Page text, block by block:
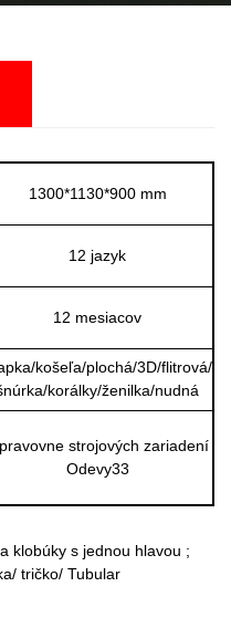
1300*1130*900 mm
12 jazyk
12 mesiacov
košeľa/plochá/3D/flitrová/
korálky/ženilka/nudná
strojových zariadení
Odevy33
klobúky s jednou hlavou ;
tričko/ Tubular